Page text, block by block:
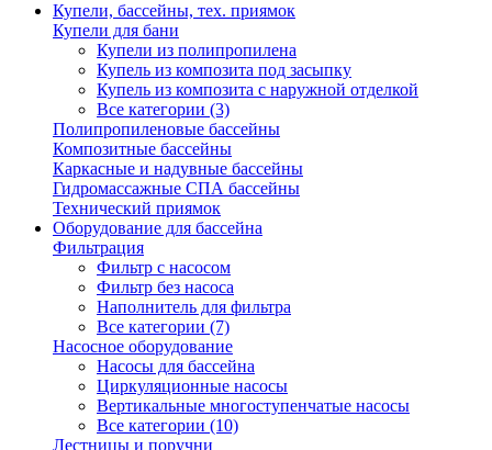
Купели, бассейны, тех. приямок
Купели для бани
Купели из полипропилена
Купель из композита под засыпку
Купель из композита с наружной отделкой
Все категории (3)
Полипропиленовые бассейны
Композитные бассейны
Каркасные и надувные бассейны
Гидромассажные СПА бассейны
Технический приямок
Оборудование для бассейна
Фильтрация
Фильтр с насосом
Фильтр без насоса
Наполнитель для фильтра
Все категории (7)
Насосное оборудование
Насосы для бассейна
Циркуляционные насосы
Вертикальные многоступенчатые насосы
Все категории (10)
Лестницы и поручни